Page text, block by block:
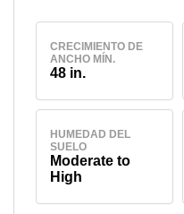
CRECIMIENTO DE
ANCHO MÍN.
48 in.
HUMEDAD DEL
SUELO
Moderate to
High